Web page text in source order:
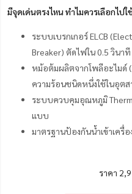
มีจุดเด่นตรงไหน ทำไมควรเลือกไป
ระบบเบรกเกอร์ ELCB
Breaker) ตัดไฟใน 0.5 วินาที
หม้อต้มผลิตจากโพลีอะไมด์
ความร้อนชนิดหนึ่งใช้ในอุต
ระบบควบคุมอุณหภูมิ
แบบ
มาตรฐานป้องกันน้ำเข้าเครื่อ
ราคา